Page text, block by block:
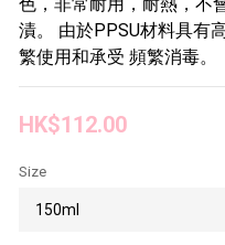
漬。 由於PPSU材料具有
繁使用和承受 頻繁消毒。
HK$112.00
Size